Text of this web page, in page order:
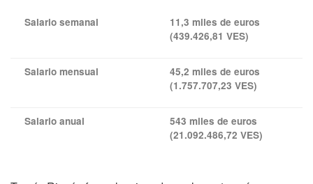
Salario semanal
11,3 miles de euros
(439.426,81 VES)
Salario mensual
45,2 miles de euros
(1.757.707,23 VES)
Salario anual
543 miles de euros
(21.092.486,72 VES)